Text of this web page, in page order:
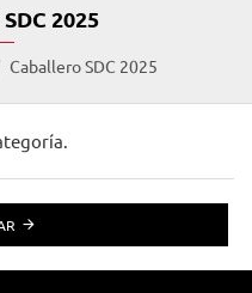
2025
Caballero SDC 2025